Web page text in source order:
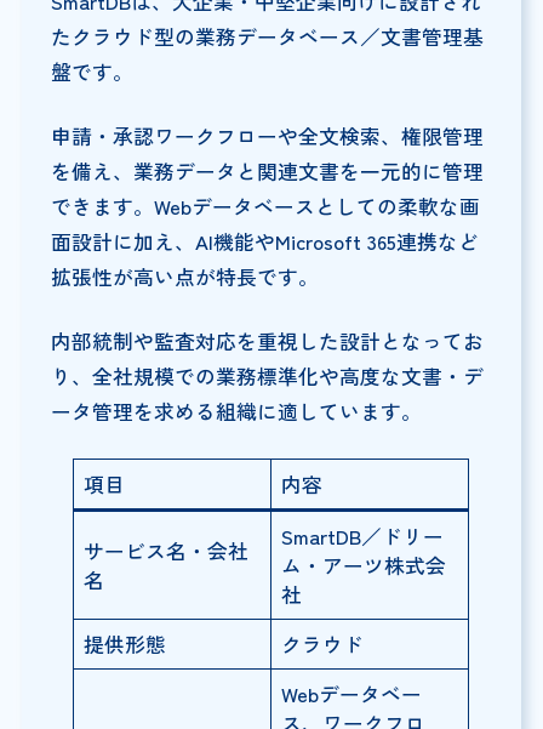
たクラウド型の業務データベース／文書管理基
盤です。
申請・承認ワークフローや全文検索、権限管理
を備え、業務データと関連文書を一元的に管理
できます。Webデータベースとしての柔軟な画
面設計に加え、AI機能やMicrosoft 365連携など
拡張性が高い点が特長です。
内部統制や監査対応を重視した設計となってお
り、全社規模での業務標準化や高度な文書・デ
ータ管理を求める組織に適しています。
項目 内容
サービス名・会社
名
SmartDB／ドリー
ム・アーツ株式会
社
提供形態
クラウド
Webデータベー
ス、ワークフロ